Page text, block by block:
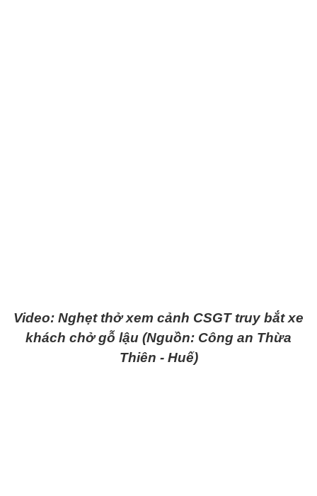
Video: Nghẹt thở xem cảnh CSGT truy bắt xe
khách chở gỗ lậu (Nguồn: Công an Thừa
Thiên - Huế)